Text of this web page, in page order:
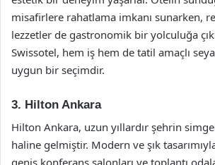
misafirlere rahatlama imkanı sunarken,
lezzetler de gastronomik bir yolculuğa
Swissotel, hem iş hem de tatil amaçlı
uygun bir seçimdir.
3. Hilton Ankara
Hilton Ankara, uzun yıllardır şehrin
haline gelmiştir. Modern ve şık
geniş konferans salonları ve toplantı